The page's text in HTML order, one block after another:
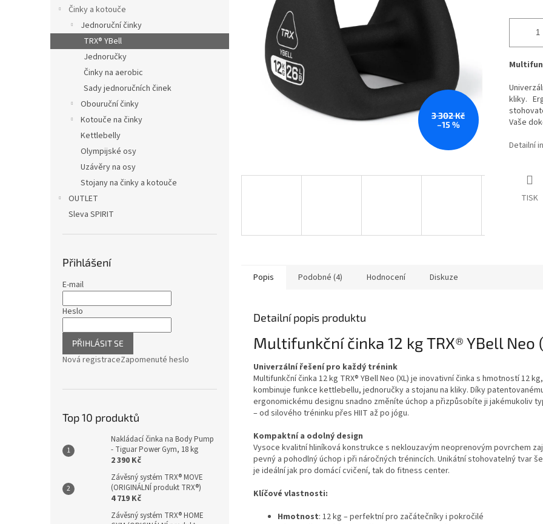
l
Činky a kotouče
Jednoruční činky
TRX® YBell
Jednoručky
Činky na aerobic
Sady jednoručních činek
Obouruční činky
Kotouče na činky
Kettlebelly
Olympijské osy
Uzávěry na osy
Stojany na činky a kotouče
OUTLET
Sleva SPIRIT
Přihlášení
E-mail
Heslo
PŘIHLÁSIT SE
Nová registraceZapomenuté heslo
Top 10 produktů
Nakládací činka na Body Pump
- Tiguar Power Gym, 18 kg
2 390 Kč
Závěsný systém TRX® MOVE
(ORIGINÁLNÍ produkt TRX®)
4 719 Kč
Závěsný systém TRX® HOME
3 302 Kč
–15 %
kliky.
Vaše
Detailní
TISK
Popis Podobné (4) Hodnocení Diskuze
Detailní popis produktu
Multifunkční činka 12 kg TRX® YBell Neo
Univerzální řešení pro každý trénink
Multifunkční činka 12 kg TRX® YBell Neo (XL) je inovativní činka s hmotností 12
kombinuje funkce kettlebellu, jednoručky a stojanu na kliky. Díky
ergonomickému designu snadno změníte úchop a přizpůsobíte ji jakémukoliv
– od silového tréninku přes HIIT až po jógu.
Kompaktní a odolný design
Vysoce kvalitní hliníková konstrukce s neklouzavým neoprenovým povrchem
pevný a pohodlný úchop i při náročných trénincích. Unikátní stohovatelný tvar
je ideální jak pro domácí cvičení, tak do fitness center.
Klíčové vlastnosti:
Hmotnost: 12 kg – perfektní pro začátečníky i pokročilé